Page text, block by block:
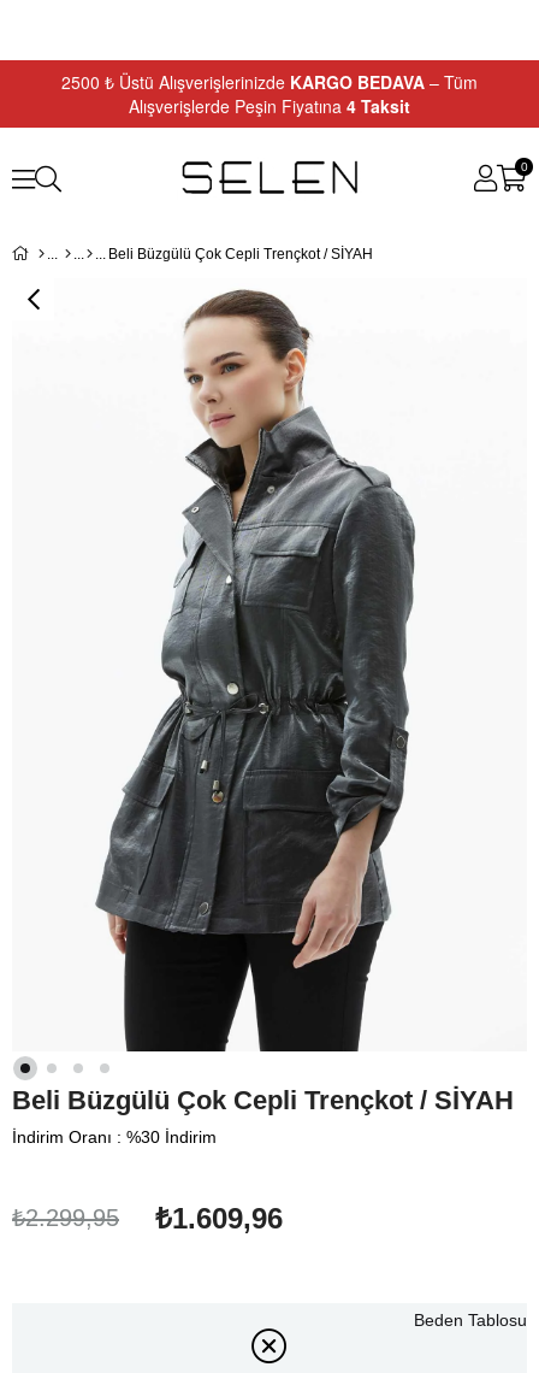
2500 ₺ Üstü Alışverişlerinizde KARGO BEDAVA – Tüm
Alışverişlerde Peşin Fiyatına 4 Taksit
0
Beli Büzgülü Çok Cepli Trençkot / SİYAH
Beli Büzgülü Çok Cepli Trençkot / SİYAH
İndirim Oranı : %30 İndirim
₺2.299,95 ₺1.609,96
Beden Tablosu